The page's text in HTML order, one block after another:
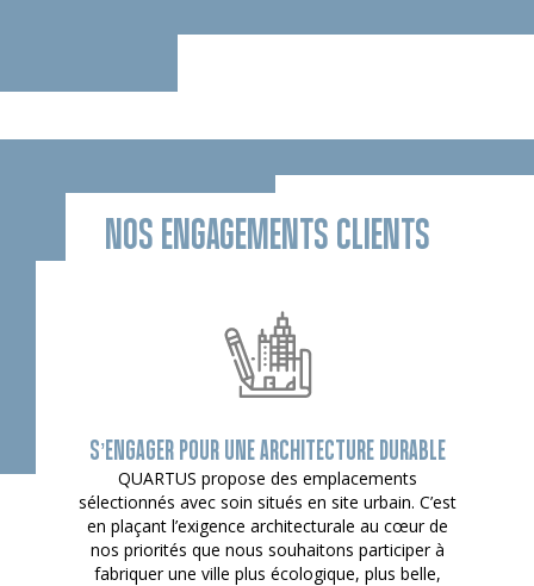
NOS ENGAGEMENTS CLIENTS
S’ENGAGER POUR UNE ARCHITECTURE DURABLE
QUARTUS propose des emplacements
sélectionnés avec soin situés en site urbain. C’est
en plaçant l’exigence architecturale au cœur de
nos priorités que nous souhaitons participer à
fabriquer une ville plus écologique, plus belle,